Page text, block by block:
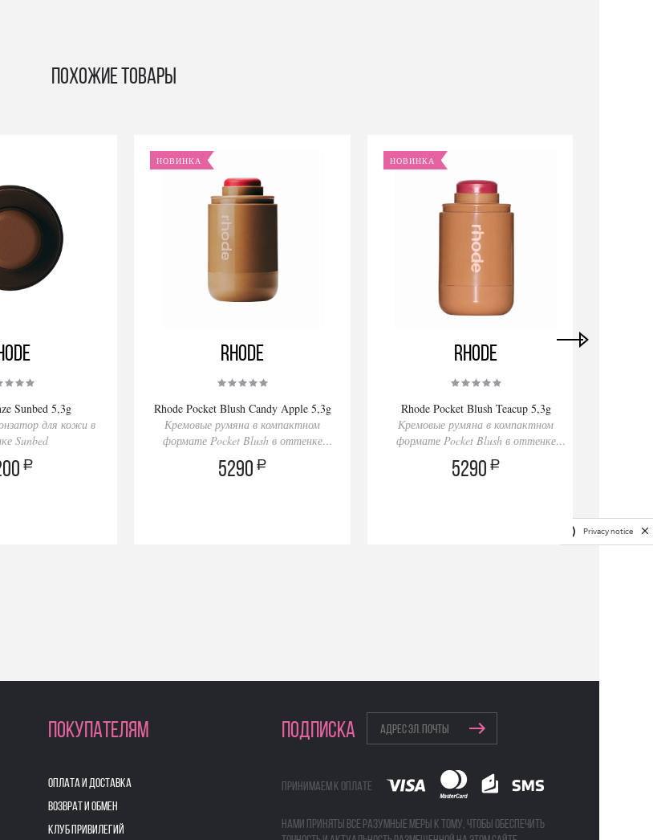
Похожие товары
Sunbed 5,3g
для кожи в
Sunbed
a
НОВИНКА
Rhode
Rhode Pocket Blush Candy Apple 5,3g
Кремовые румяна в компактном
формате Pocket Blush в оттенке
Candy Apple
5290 a
НОВИНКА
Rhode
Rhode Pocket Blush Teacup 5,3g
Кремовые румяна в компактном
формате Pocket Blush в оттенке
Teacup
5290 a
ПОКУПАТЕЛЯМ
ОПЛАТА И ДОСТАВКА
ВОЗВРАТ И ОБМЕН
КЛУБ ПРИВИЛЕГИЙ
ПОДПИСКА
Принимаем к оплате
Нами приняты все разумные меры к тому, чтобы обеспечить
Privacy notice